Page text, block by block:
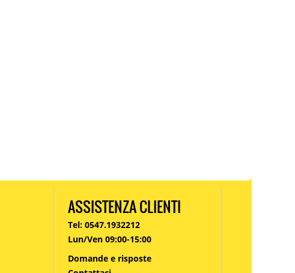
ASSISTENZA CLIENTI
Tel: 0547.1932212
Lun/Ven 09:00-15:00
Domande e risposte